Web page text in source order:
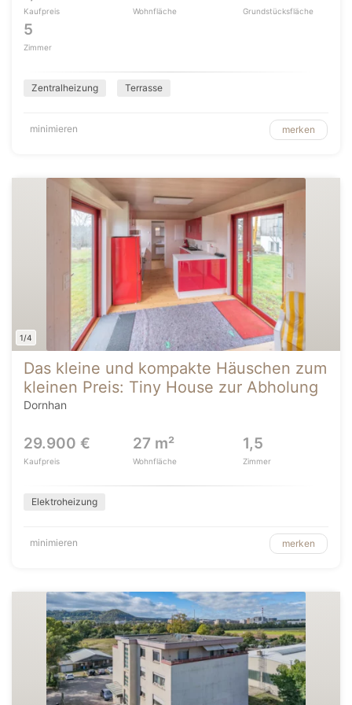
Kaufpreis Wohnfläche Grundstücksfläche
5
Zimmer
Zentralheizung Terrasse
minimieren merken
1/4
Das kleine und kompakte Häuschen zum
kleinen Preis: Tiny House zur Abholung
Dornhan
29.900 €
Kaufpreis
27 m²
Wohnfläche
1,5
Zimmer
Elektroheizung
minimieren merken